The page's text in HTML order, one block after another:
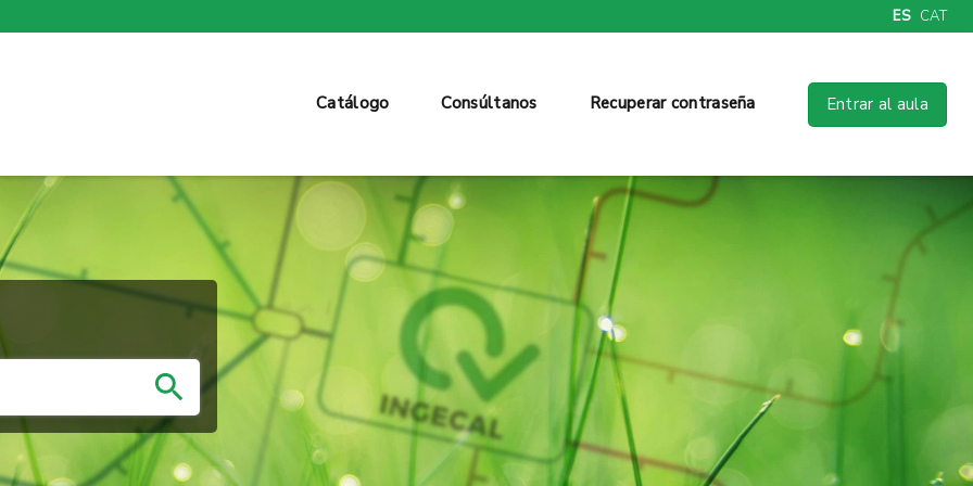
ES CAT
Catálogo Consúltanos Recuperar contraseña Entrar al aula